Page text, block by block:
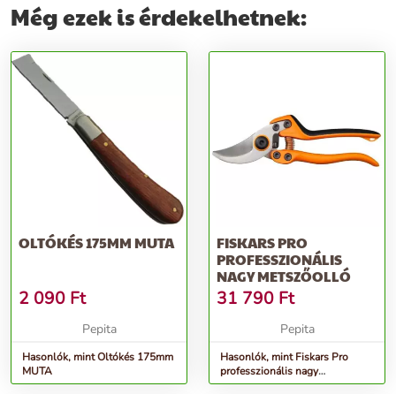
Még ezek is érdekelhetnek:
OLTÓKÉS 175MM MUTA
2 090 Ft
Pepita
Hasonlók, mint Oltókés 175mm
MUTA
FISKARS PRO
PROFESSZIONÁLIS
NAGY METSZŐOLLÓ
31 790 Ft
Pepita
Hasonlók, mint Fiskars Pro
professzionális nagy
Metszőolló